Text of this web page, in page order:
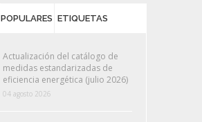
POPULARES ETIQUETAS
Actualización del catálogo de
medidas estandarizadas de
eficiencia energética (julio 2026)
04 agosto 2026